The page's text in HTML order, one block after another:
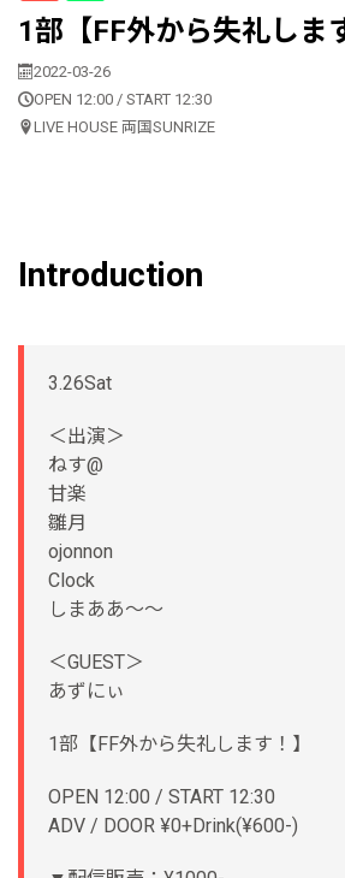
1部【FF外から失礼しま
2022-03-26
OPEN 12:00 / START 12:30
LIVE HOUSE 両国SUNRIZE
Introduction
3.26Sat
＜出演＞
ねす@
甘楽
雛月
ojonnon
Clock
しまああ〜〜
＜GUEST＞
あずにぃ
1部【FF外から失礼します！】
OPEN 12:00 / START 12:30
ADV / DOOR ¥0+Drink(¥600-)